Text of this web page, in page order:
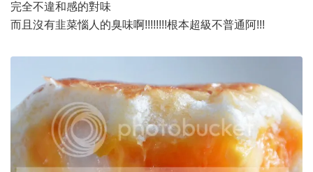
完全不違和感的對味
而且沒有韭菜惱人的臭味啊!!!!!!!!根本超級不普通阿!!!